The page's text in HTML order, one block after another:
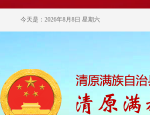
今天是：2026年8月8日 星期六